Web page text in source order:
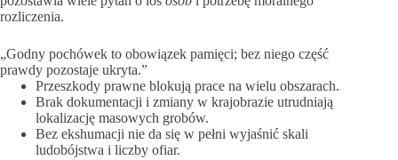
rozliczenia.
„Godny pochówek to obowiązek pamięci; bez niego część
prawdy pozostaje ukryta.”
Przeszkody prawne blokują prace na wielu obszarach.
Brak dokumentacji i zmiany w krajobrazie utrudniają
lokalizację masowych grobów.
Bez ekshumacji nie da się w pełni wyjaśnić skali
ludobójstwa i liczby ofiar.